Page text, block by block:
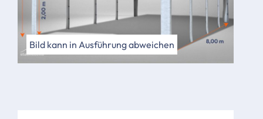
Bild kann in Ausführung abweichen